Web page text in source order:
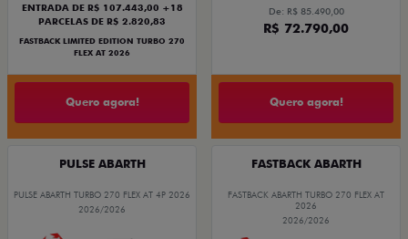
ENTRADA DE R$ 107.443,00 +18
PARCELAS DE R$ 2.820,83
FASTBACK LIMITED EDITION TURBO 270
FLEX AT 2026
Quero agora!
De: R$ 85.490,00
R$ 72.790,00
Quero agora!
PULSE ABARTH
PULSE ABARTH TURBO 270 FLEX AT 4P 2026
2026/2026
FASTBACK ABARTH
FASTBACK ABARTH TURBO 270 FLEX AT
2026
2026/2026